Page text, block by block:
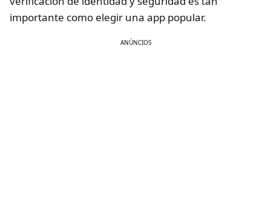
importante como elegir una app popular.
ANÚNCIOS